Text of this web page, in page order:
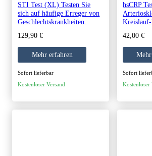
STI Test (XL) Testen Sie
sich auf häufige Erreger von
Geschlechtskrankheiten.
129,90€
Mehr erfahren
Sofort lieferbar
Kostenloser Versand
hsCRP
42,00€
Sofort
Kostenloser